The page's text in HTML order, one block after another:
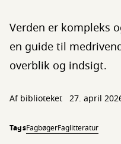
Verden er kompleks
en guide til
overblik og indsigt.
Af biblioteket 27. april
TagsFagbøgerFaglitteratur